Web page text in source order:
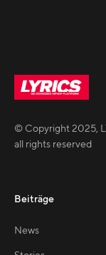
© Copyright2025,
all rights reserved
Beiträge
News